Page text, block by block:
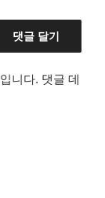
니다. 댓글 데